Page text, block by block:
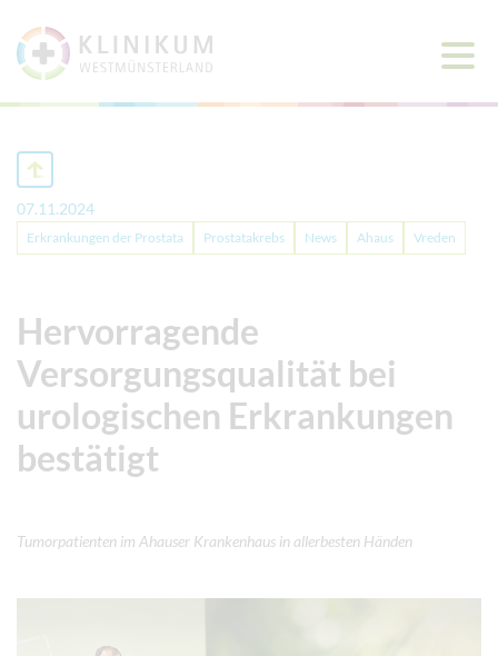
07.11.2024
Erkrankungen der Prostata Prostatakrebs News Ahaus Vreden
Hervorragende
Versorgungsqualität bei
urologischen Erkrankungen
bestätigt
Tumorpatienten im Ahauser Krankenhaus in allerbesten Händen